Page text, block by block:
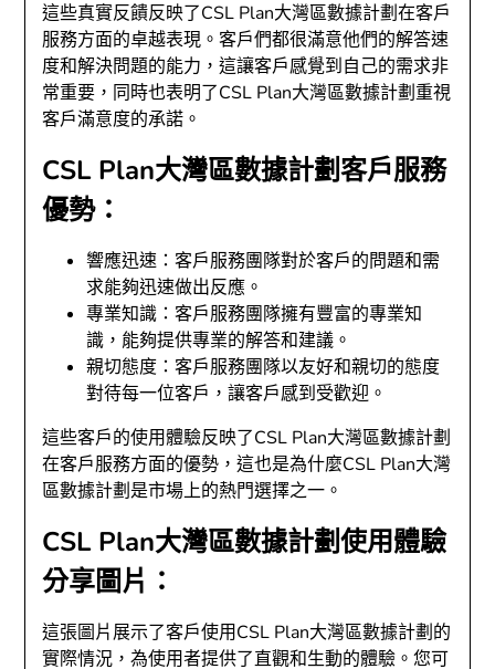
這些真實反饋反映了CSL Plan大灣區數據計劃在客戶
服務方面的卓越表現。客戶們都很滿意他們的解答速
度和解決問題的能力，這讓客戶感覺到自己的需求非
常重要，同時也表明了CSL Plan大灣區數據計劃重視
客戶滿意度的承諾。
CSL Plan大灣區數據計劃客戶服務
優勢：
響應迅速：客戶服務團隊對於客戶的問題和需
求能夠迅速做出反應。
專業知識：客戶服務團隊擁有豐富的專業知
識，能夠提供專業的解答和建議。
親切態度：客戶服務團隊以友好和親切的態度
對待每一位客戶，讓客戶感到受歡迎。
這些客戶的使用體驗反映了CSL Plan大灣區數據計劃
在客戶服務方面的優勢，這也是為什麼CSL Plan大灣
區數據計劃是市場上的熱門選擇之一。
CSL Plan大灣區數據計劃使用體驗
分享圖片：
這張圖片展示了客戶使用CSL Plan大灣區數據計劃的
實際情況，為使用者提供了直觀和生動的體驗。您可